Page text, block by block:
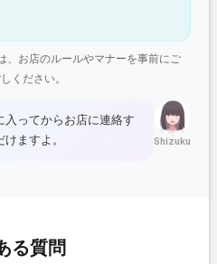
、お店のルールやマナーを事前にご
ください。
Shizuku
ってからお店に連絡す
ますよ。
る質問